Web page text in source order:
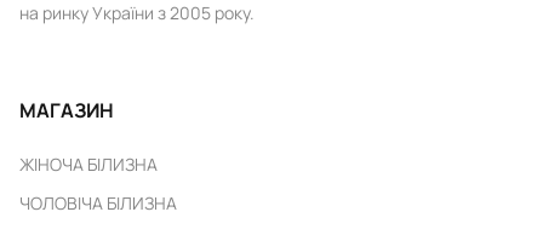
на ринку України з 2005 року.
МАГАЗИН
ЖІНОЧА БІЛИЗНА
ЧОЛОВІЧА БІЛИЗНА